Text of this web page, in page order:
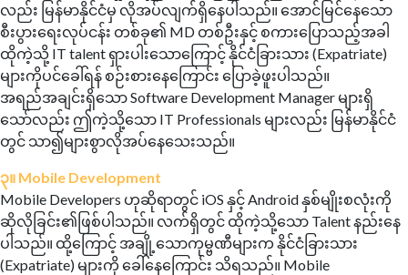
လည်း မြန်မာနိုင်ငံမှ လိုအပ်လျက်ရှိနေပါသည်။ အောင်မြင်နေသော
စီးပွားရေးလုပ်ငန်း တစ်ခု၏ MD တစ်ဦးနှင့် စကားပြောသည့်အခါ
ထိုကဲ့သို့ IT talent ရှားပါးသောကြောင့် နိုင်ငံခြားသား (Expatriate)
များကိုပင်ခေါ်ရန် စဉ်းစားနေကြောင်း ပြောခဲ့ဖူးပါသည်။
အရည်အချင်းရှိသော Software Development Manager များရှိ
သော်လည်း ဤကဲ့သို့သော IT Professionals များလည်း မြန်မာနိုင်ငံ
တွင် သာ၍များစွာလိုအပ်နေသေးသည်။
၃။ Mobile Development
Mobile Developers ဟုဆိုရာတွင် iOS နှင့် Android နှစ်မျိုးစလုံးကို
ဆိုလိုခြင်း၏ဖြစ်ပါသည်။ လက်ရှိတွင် ထိုကဲ့သို့သော Talent နည်းနေ
ပါသည်။ ထို့ကြောင့် အချို့သောကုမ္ဗဏီများက နိုင်ငံခြားသား
(Expatriate) များကို ခေါ်နေကြောင်း သိရသည်။ Mobile